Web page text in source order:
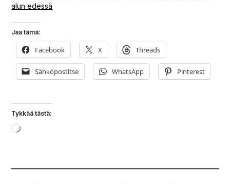
alun edessä
Jaa tämä:
Facebook X Threads
Sähköpostitse WhatsApp Pinterest
Tykkää tästä:
Loading…